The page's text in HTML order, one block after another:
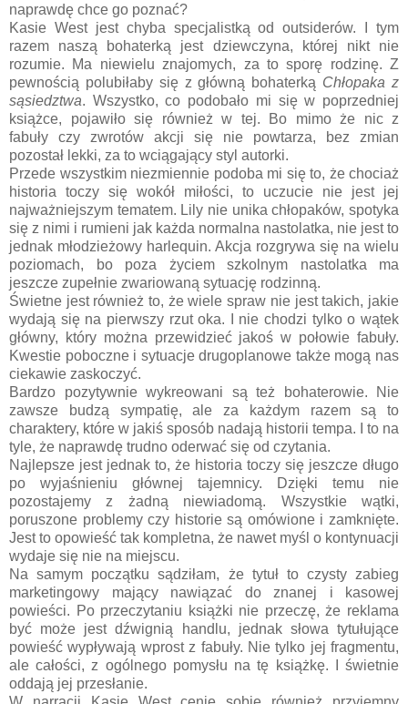
naprawdę chce go poznać?
Kasie West jest chyba specjalistką od outsiderów. I tym
razem naszą bohaterką jest dziewczyna, której nikt nie
rozumie. Ma niewielu znajomych, za to sporę rodzinę. Z
pewnością polubiłaby się z główną bohaterką Chłopaka z
sąsiedztwa. Wszystko, co podobało mi się w poprzedniej
książce, pojawiło się również w tej. Bo mimo że nic z
fabuły czy zwrotów akcji się nie powtarza, bez zmian
pozostał lekki, za to wciągający styl autorki.
Przede wszystkim niezmiennie podoba mi się to, że chociaż
historia toczy się wokół miłości, to uczucie nie jest jej
najważniejszym tematem. Lily nie unika chłopaków, spotyka
się z nimi i rumieni jak każda normalna nastolatka, nie jest to
jednak młodzieżowy harlequin. Akcja rozgrywa się na wielu
poziomach, bo poza życiem szkolnym nastolatka ma
jeszcze zupełnie zwariowaną sytuację rodzinną.
Świetne jest również to, że wiele spraw nie jest takich, jakie
wydają się na pierwszy rzut oka. I nie chodzi tylko o wątek
główny, który można przewidzieć jakoś w połowie fabuły.
Kwestie poboczne i sytuacje drugoplanowe także mogą nas
ciekawie zaskoczyć.
Bardzo pozytywnie wykreowani są też bohaterowie. Nie
zawsze budzą sympatię, ale za każdym razem są to
charaktery, które w jakiś sposób nadają historii tempa. I to na
tyle, że naprawdę trudno oderwać się od czytania.
Najlepsze jest jednak to, że historia toczy się jeszcze długo
po wyjaśnieniu głównej tajemnicy. Dzięki temu nie
pozostajemy z żadną niewiadomą. Wszystkie wątki,
poruszone problemy czy historie są omówione i zamknięte.
Jest to opowieść tak kompletna, że nawet myśl o kontynuacji
wydaje się nie na miejscu.
Na samym początku sądziłam, że tytuł to czysty zabieg
marketingowy mający nawiązać do znanej i kasowej
powieści. Po przeczytaniu książki nie przeczę, że reklama
być może jest dźwignią handlu, jednak słowa tytułujące
powieść wypływają wprost z fabuły. Nie tylko jej fragmentu,
ale całości, z ogólnego pomysłu na tę książkę. I świetnie
oddają jej przesłanie.